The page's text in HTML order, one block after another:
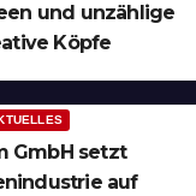
und unzählige
Köpfe
GmbH setzt
auf